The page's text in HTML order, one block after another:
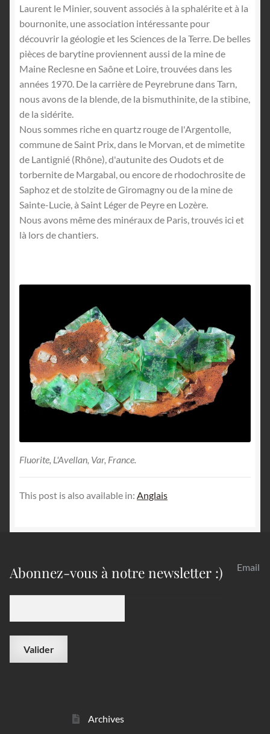
Laurent le Minier, souvent associés à la sphalérite et à la
bournonite, une association intéressante pour
découvrir la géologie et les Sciences de la Terre. De belles
pièces de barytine proviennent aussi de la mine de
Maine Reclesne en Saône et Loire, trouvées dans les
années 1970. De la carrière de Peyrebrune dans Tarn,
nous avons de la blende, de la bismuthinite, de la stibine,
de la sidérite.
Nous sommes riche en quartz rouge de l'Argentolle,
commune de Saint Prix, dans le Morvan, et de mimetite
de Lantignié (Rhône), d'autunite des Oudots et de
torbernite de Margabal, ou encore de rhodochrosite de
Saphoz et de stolzite de Giromagny ou de la mine de
Sainte-Lucie, à Saint Léger de Peyre en Lozère.
Nous avons même des minéraux de Paris, trouvés ici et
là lors de chantiers.
Fluorite, L'Avellan, Var, France.
This post is also available in: Anglais
Abonnez-vous à notre newsletter :) Email
Archives